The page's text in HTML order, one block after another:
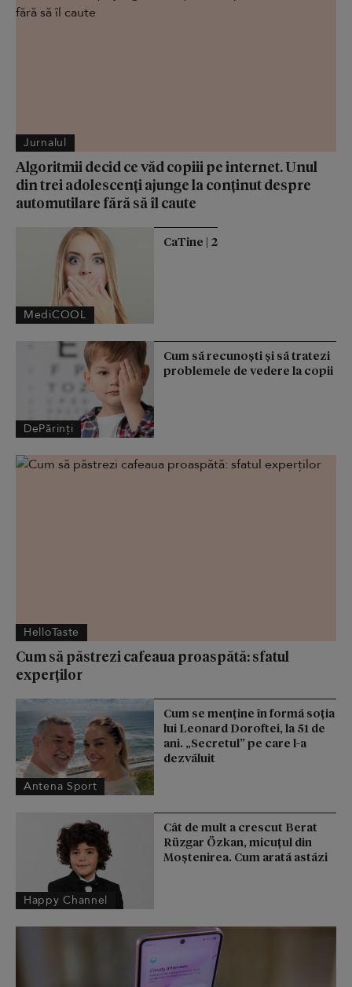
Jurnalul
Algoritmii decid ce văd copiii pe internet. Unul
din trei adolescenți ajunge la conținut despre
automutilare fără să îl caute
MediCOOL
CaTine | 2
DePărinți
Cum să recunoști și să tratezi
problemele de vedere la copii
HelloTaste
Cum să păstrezi cafeaua proaspătă: sfatul
experților
Antena Sport
Cum se menţine în formă soţia
lui Leonard Doroftei, la 51 de
ani. „Secretul” pe care l-a
dezvăluit
Happy Channel
Cât de mult a crescut Berat
Rüzgar Özkan, micuțul din
Moștenirea. Cum arată astăzi